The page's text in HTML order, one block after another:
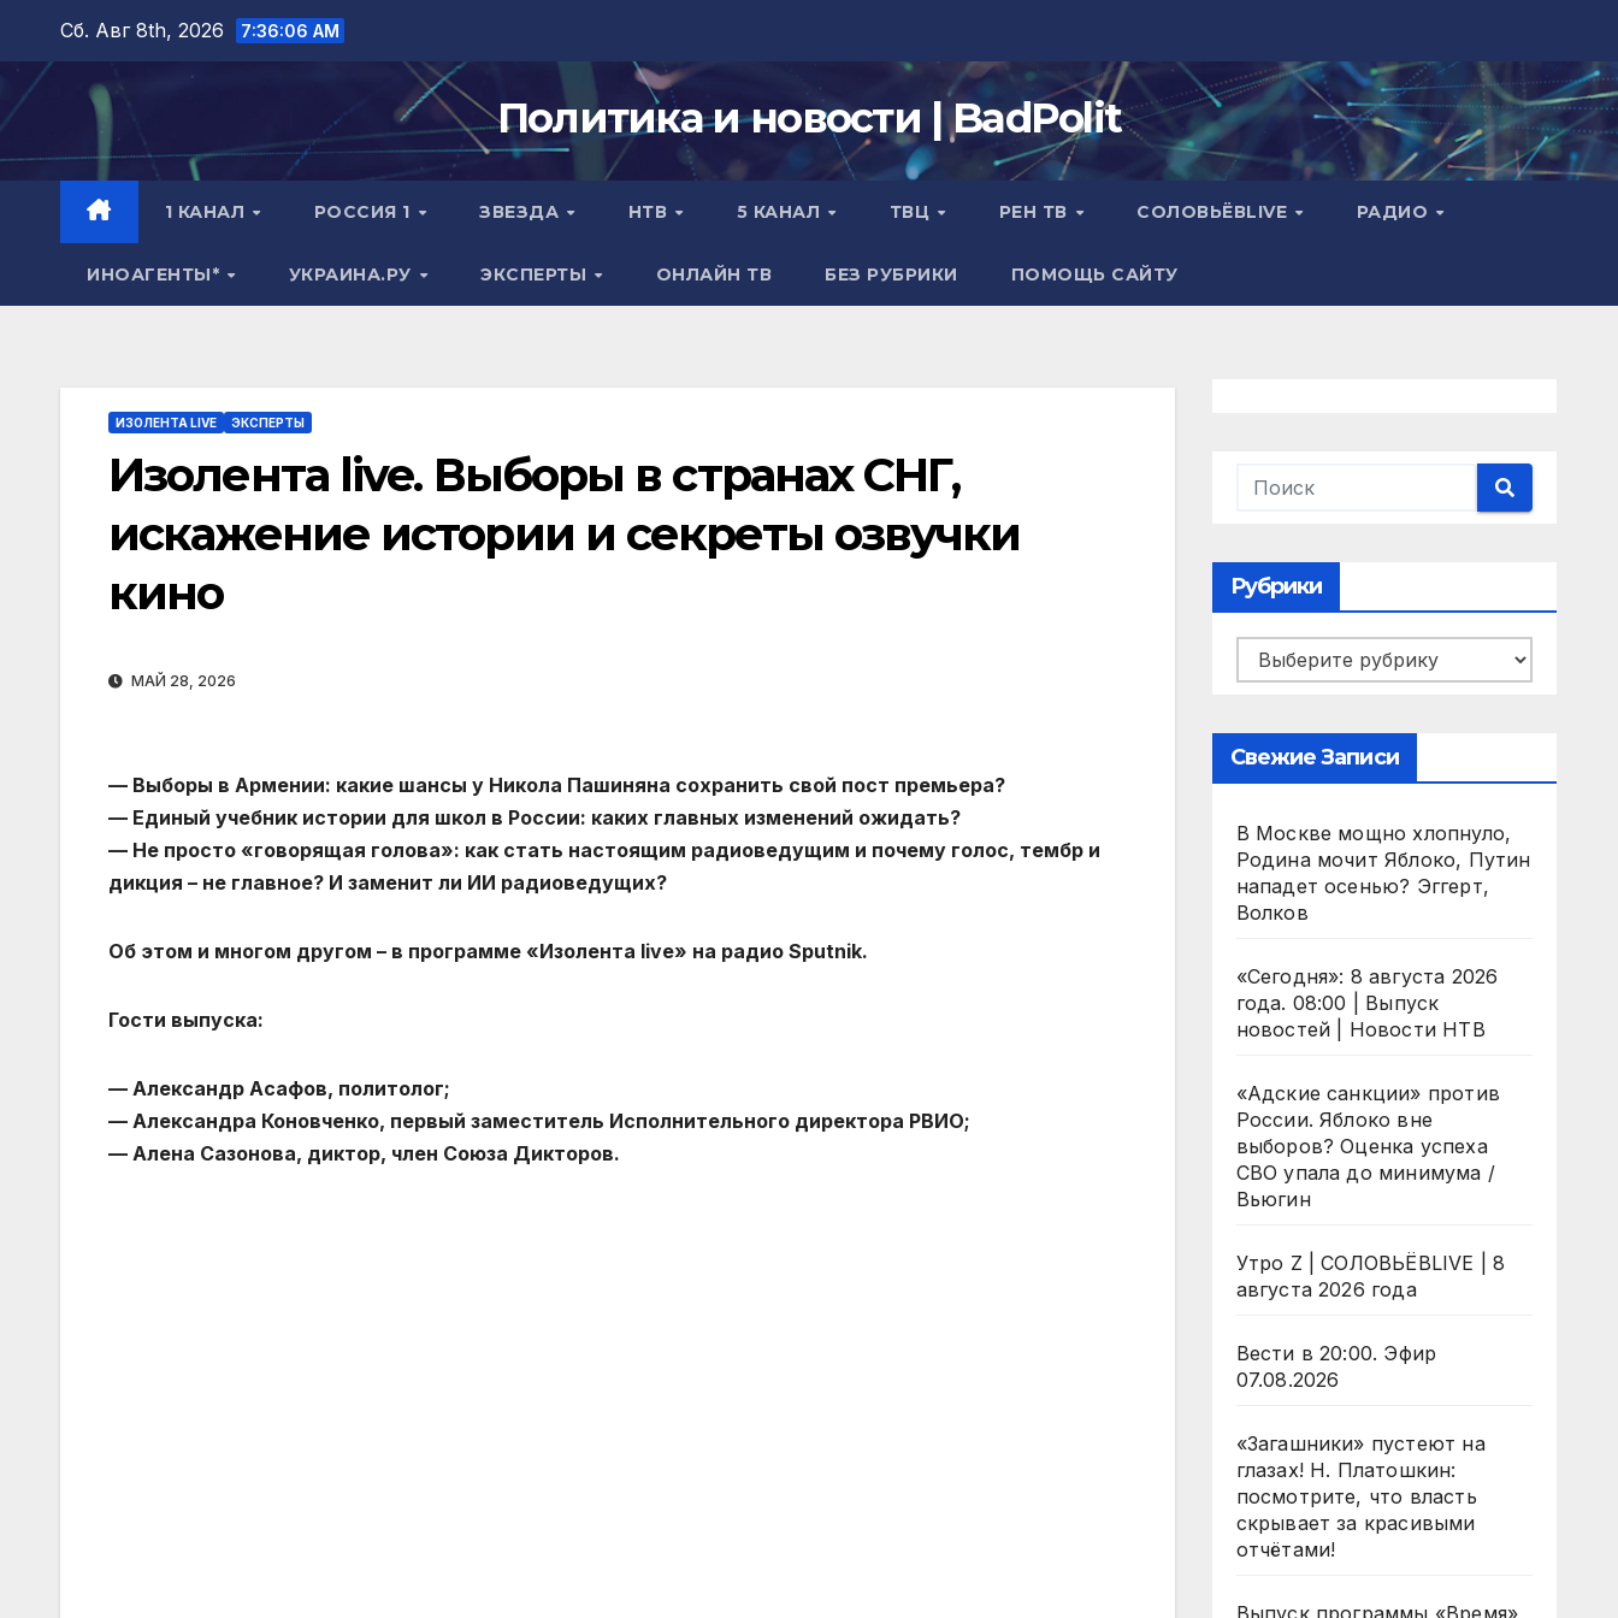
Перейти
содержимому
Сб. Авг 8th, 2026 7:36:06 AM
Политика и новости | BadPolit
1 КАНАЛ РОССИЯ 1 ЗВЕЗДА НТВ 5 КАНАЛ ТВЦ РЕН ТВ СОЛОВЬЁВLIVE РАДИО
ИНОАГЕНТЫ* УКРАИНА.РУ ЭКСПЕРТЫ ОНЛАЙН ТВ БЕЗ РУБРИКИ ПОМОЩЬ САЙТУ
ИЗОЛЕНТА LIVE ЭКСПЕРТЫ
Изолента live. Выборы в странах СНГ,
искажение истории и секреты озвучки
кино
МАЙ 28, 2026
— Выборы в Армении: какие шансы у Никола Пашиняна сохранить свой пост премьера?
— Единый учебник истории для школ в России: каких главных изменений ожидать?
— Не просто «говорящая голова»: как стать настоящим радиоведущим и почему голос, тембр и
дикция – не главное? И заменит ли ИИ радиоведущих?
Об этом и многом другом – в программе «Изолента live» на радио Sputnik.
Гости выпуска:
— Александр Асафов, политолог;
— Александра Коновченко, первый заместитель Исполнительного директора РВИО;
— Алена Сазонова, диктор, член Союза Дикторов.
Рубрики
Рубрики
Свежие Записи
В Москве мощно хлопнуло,
Родина мочит Яблоко, Путин
нападет осенью? Эггерт,
Волков
«Сегодня»: 8 августа 2026
года. 08:00 | Выпуск
новостей | Новости НТВ
«Адские санкции» против
России. Яблоко вне
выборов? Оценка успеха
СВО упала до минимума /
Вьюгин
Утро Z | СОЛОВЬЁВLIVE | 8
августа 2026 года
Вести в 20:00. Эфир
07.08.2026
«Загашники» пустеют на
глазах! Н. Платошкин:
посмотрите, что власть
скрывает за красивыми
отчётами!
Выпуск программы «Время»